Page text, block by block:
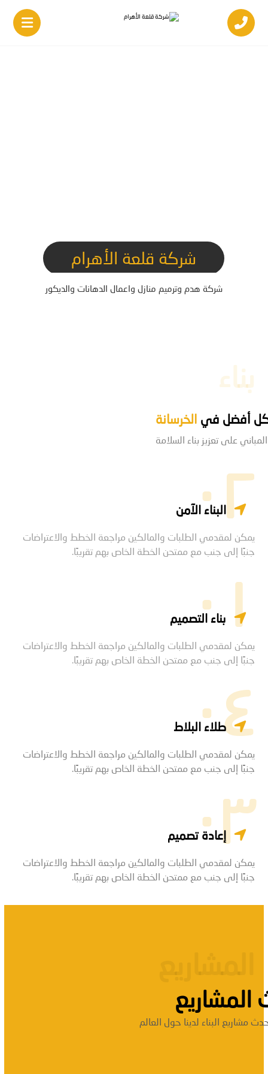
شركة قلعة الأهرام
شركة هدم وترميم منازل واعمال الدهانات والديكور
بناء
أفضل في الخرسانة
على تعزيز بناء السلامة
۰۲
البناء الآمن
يمكن لمقدمي الطلبات والمالكين مراجعة الخطط والاعتراضات
جنبًا إلى جنب مع ممتحن الخطة الخاص بهم تقريبًا.
۰۱
بناء التصميم
يمكن لمقدمي الطلبات والمالكين مراجعة الخطط والاعتراضات
جنبًا إلى جنب مع ممتحن الخطة الخاص بهم تقريبًا.
۰٤
طلاء البلاط
يمكن لمقدمي الطلبات والمالكين مراجعة الخطط والاعتراضات
جنبًا إلى جنب مع ممتحن الخطة الخاص بهم تقريبًا.
۰۳
إعادة تصميم
يمكن لمقدمي الطلبات والمالكين مراجعة الخطط والاعتراضات
جنبًا إلى جنب مع ممتحن الخطة الخاص بهم تقريبًا.
المشاریع
المشاريع
مشاريع البناء لدينا حول العالم